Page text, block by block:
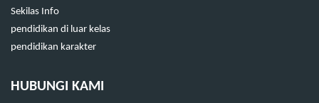
Sekilas Info
pendidikan di luar kelas
pendidikan karakter
HUBUNGI KAMI